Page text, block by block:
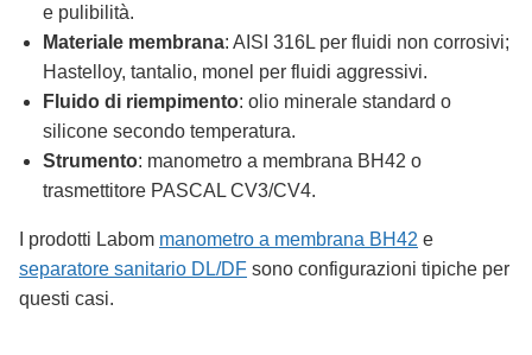
e pulibilità.
Materiale membrana: AISI 316L per fluidi non corrosivi;
Hastelloy, tantalio, monel per fluidi aggressivi.
Fluido di riempimento: olio minerale standard o
silicone secondo temperatura.
Strumento: manometro a membrana BH42 o
trasmettitore PASCAL CV3/CV4.
I prodotti Labom manometro a membrana BH42 e
separatore sanitario DL/DF sono configurazioni tipiche per
questi casi.